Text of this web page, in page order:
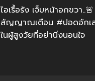
ไอเรื้อรัง เจ็บหน้าอกขวา
สัญญาณเตือน #ปอดอักเ
ในผู้สูงวัยที่อย่านิ่งนอนใจ